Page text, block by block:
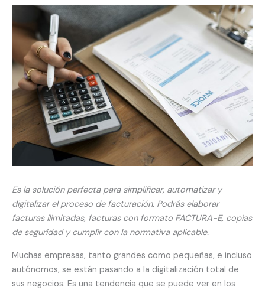
Es la solución perfecta para simplificar, automatizar y
digitalizar el proceso de facturación. Podrás elaborar
facturas ilimitadas, facturas con formato FACTURA-E, copias
de seguridad y cumplir con la normativa aplicable.
Muchas empresas, tanto grandes como pequeñas, e incluso
autónomos, se están pasando a la digitalización total de
sus negocios. Es una tendencia que se puede ver en los